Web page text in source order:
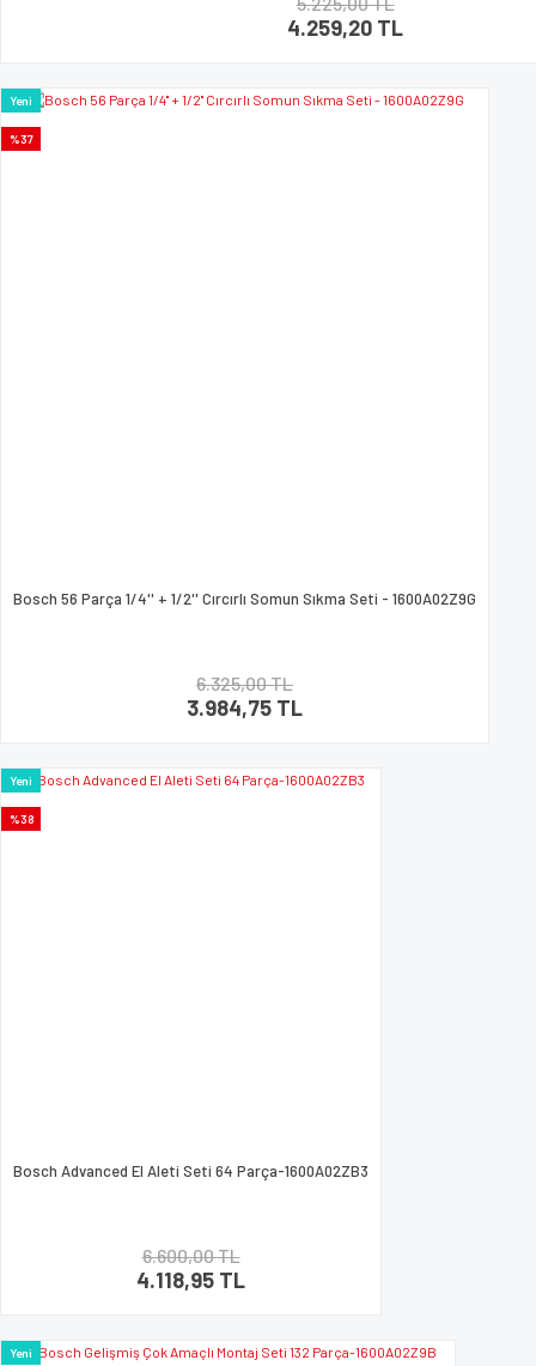
4.259,20 TL
%37
Yeni
Bosch 56 Parça 1/4'' + 1/2'' Cırcırlı Somun Sıkma Seti - 1600A02Z9G
6.325,00 TL
3.984,75 TL
%38
Yeni
Bosch Advanced El Aleti Seti 64 Parça-1600A02ZB3
6.600,00 TL
4.118,95 TL
Yeni